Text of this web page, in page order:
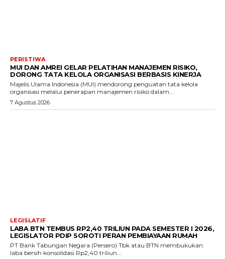
PERISTIWA
MUI DAN AMREI GELAR PELATIHAN MANAJEMEN RISIKO,
DORONG TATA KELOLA ORGANISASI BERBASIS KINERJA
Majelis Ulama Indonesia (MUI) mendorong penguatan tata kelola
organisasi melalui penerapan manajemen risiko dalam...
7 Agustus 2026
LEGISLATIF
LABA BTN TEMBUS RP2,40 TRILIUN PADA SEMESTER I 2026,
LEGISLATOR PDIP SOROTI PERAN PEMBIAYAAN RUMAH
PT Bank Tabungan Negara (Persero) Tbk atau BTN membukukan
laba bersih konsolidasi Rp2,40 triliun...